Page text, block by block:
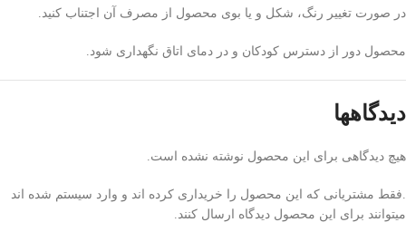
در صورت تغییر رنگ، شکل و یا بوی محصول از مصرف آن اجتناب کنید.
محصول دور از دسترس کودکان و در دمای اتاق نگهداری شود.
دیدگاهها
هیچ دیدگاهی برای این محصول نوشته نشده است.
.فقط مشتریانی که این محصول را خریداری کرده اند و وارد سیستم شده اند
میتوانند برای این محصول دیدگاه ارسال کنند.